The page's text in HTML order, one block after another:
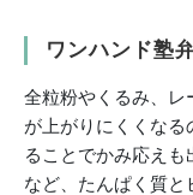
ワンハンド塾
全粒粉やくるみ、レ
が上がりにくくなる
ることでかみ応えも
など、たんぱく質